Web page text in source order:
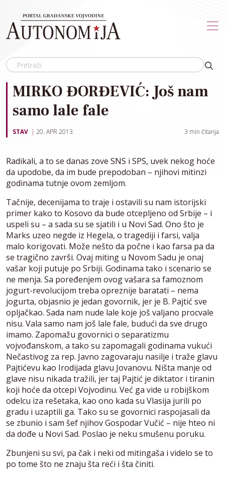
MIRKO ĐORĐEVIĆ: Još nam
samo lale fale
STAV 20. APR 2013. 3 min čitanja
Radikali, a to se danas zove SNS i SPS, uvek nekog hoće
da upodobe, da im bude prepodoban – njihovi mitinzi
godinama tutnje ovom zemljom.
Tačnije, decenijama to traje i ostavili su nam istorijski
primer kako to Kosovo da bude otcepljeno od Srbije – i
uspeli su – a sada su se sjatili i u Novi Sad. Ono što je
Marks uzeo negde iz Hegela, o tragediji i farsi, valja
malo korigovati. Može nešto da počne i kao farsa pa da
se tragično završi. Ovaj miting u Novom Sadu je onaj
vašar koji putuje po Srbiji. Godinama tako i scenario se
ne menja. Sa poređenjem ovog vašara sa famoznom
jogurt-revolucijom treba opreznije baratati – nema
jogurta, objasnio je jedan govornik, jer je B. Pajtić sve
opljačkao. Sada nam nude lale koje još valjano procvale
nisu. Vala samo nam još lale fale, budući da sve drugo
imamo. Zapomažu govornici o separatizmu
vojvođanskom, a tako su zapomagali godinama vukući
Nečastivog za rep. Javno zagovaraju nasilje i traže glavu
Pajtićevu kao Irodijada glavu Jovanovu. Ništa manje od
glave nisu nikada tražili, jer taj Pajtić je diktator i tiranin
koji hoće da otcepi Vojvodinu. Već ga vide u robijškom
odelcu iza rešetaka, kao ono kada su Vlasija jurili po
gradu i uzaptili ga. Tako su se govornici raspojasali da
se zbunio i sam šef njihov Gospodar Vučić – nije hteo ni
da dođe u Novi Sad. Poslao je neku smušenu poruku.
Zbunjeni su svi, pa čak i neki od mitingaša i videlo se to
po tome što ne znaju šta reći i šta činiti.